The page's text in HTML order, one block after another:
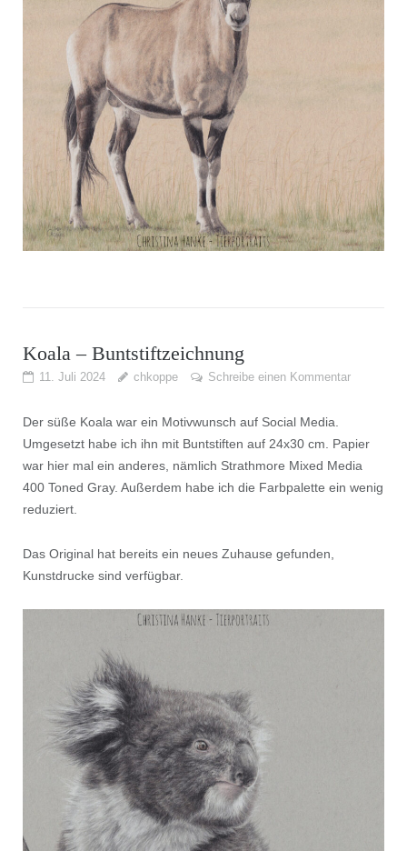
Koala – Buntstiftzeichnung
11. Juli 2024 chkoppe Schreibe einen Kommentar
Der süße Koala war ein Motivwunsch auf Social Media.
Umgesetzt habe ich ihn mit Buntstiften auf 24x30 cm. Papier
war hier mal ein anderes, nämlich Strathmore Mixed Media
400 Toned Gray. Außerdem habe ich die Farbpalette ein wenig
reduziert.
Das Original hat bereits ein neues Zuhause gefunden,
Kunstdrucke sind verfügbar.